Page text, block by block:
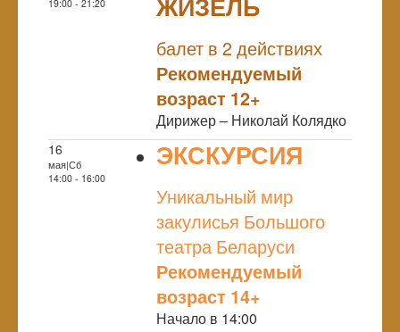
19:00 - 21:20
балет в 2 действиях
Рекомендуемый
возраст 12+
Дирижер – Николай Колядко
16
мая|Сб
14:00 - 16:00
ЭКСКУРСИЯ
Уникальный мир
закулисья Большого
театра Беларуси
Рекомендуемый
возраст 14+
Начало в 14:00